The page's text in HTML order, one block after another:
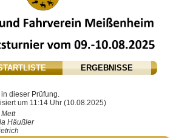
ERGEBNISSE
dieser Prüfung.
um 11:14 Uhr (10.08.2025)
Häußler